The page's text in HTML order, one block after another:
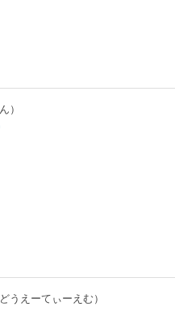
）
うえーてぃーえむ）